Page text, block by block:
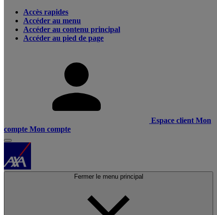
Accès rapides
Accéder au menu
Accéder au contenu principal
Accéder au pied de page
Espace client Mon
compte Mon compte
Fermer le menu principal